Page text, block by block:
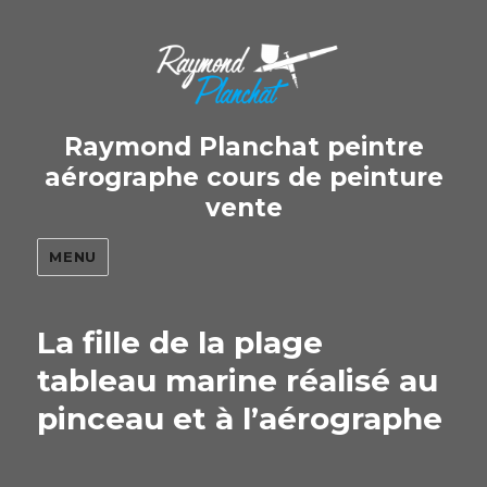
Raymond Planchat peintre
aérographe cours de peinture
vente
MENU
La fille de la plage
tableau marine réalisé au
pinceau et à l’aérographe